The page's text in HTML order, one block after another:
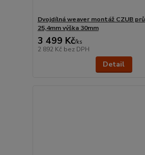
Dvojdílná weaver montáž CZUB
25,4mm výška 30mm
3 499 Kč/ks
2 892 Kč bez DPH
Detail